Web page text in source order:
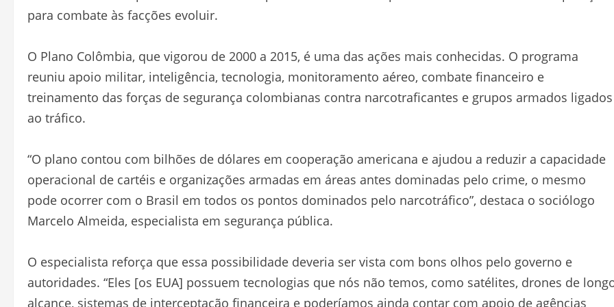
para combate às facções evoluir.
O Plano Colômbia, que vigorou de 2000 a 2015, é uma das ações mais conhecidas. O programa
reuniu apoio militar, inteligência, tecnologia, monitoramento aéreo, combate financeiro e
treinamento das forças de segurança colombianas contra narcotraficantes e grupos armados ligados
ao tráfico.
“O plano contou com bilhões de dólares em cooperação americana e ajudou a reduzir a capacidade
operacional de cartéis e organizações armadas em áreas antes dominadas pelo crime, o mesmo
pode ocorrer com o Brasil em todos os pontos dominados pelo narcotráfico”, destaca o sociólogo
Marcelo Almeida, especialista em segurança pública.
O especialista reforça que essa possibilidade deveria ser vista com bons olhos pelo governo e
autoridades. “Eles [os EUA] possuem tecnologias que nós não temos, como satélites, drones de
alcance, sistemas de interceptação financeira e poderíamos ainda contar com apoio de agências